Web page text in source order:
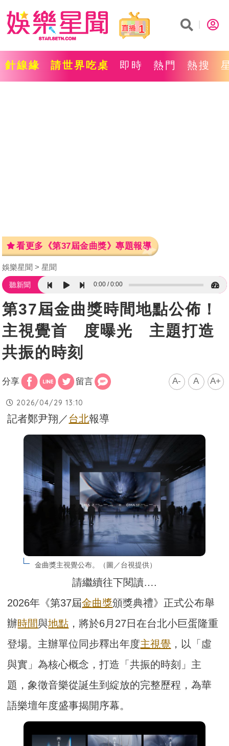
1
針線緣 請世界吃桌 即時 熱門 熱搜
看更多《第37屆金曲獎》專題報導
娛樂星聞 星聞
聽新聞 0:00 0:00
第37屆金曲獎時間地點公佈！
主視覺首 度曝光 主題打造
共振的時刻
分享 留言 A- A A+
2026/04/29 13:10
記者鄭尹翔／台北報導
金曲獎主視覺公布。（圖／台視提供）
請繼續往下閱讀….
2026年《第37屆金曲獎頒獎典禮》正式公布舉
辦時間與地點 ，將於6月27日在台北小巨蛋隆重
登場。主辦單位同步釋出年度主視覺 ，以「虛
與實」為核心概念，打造「共振的時刻」主
題，象徵音樂從誕生到綻放的完整歷程，為華
語樂壇年度盛事揭開序幕。